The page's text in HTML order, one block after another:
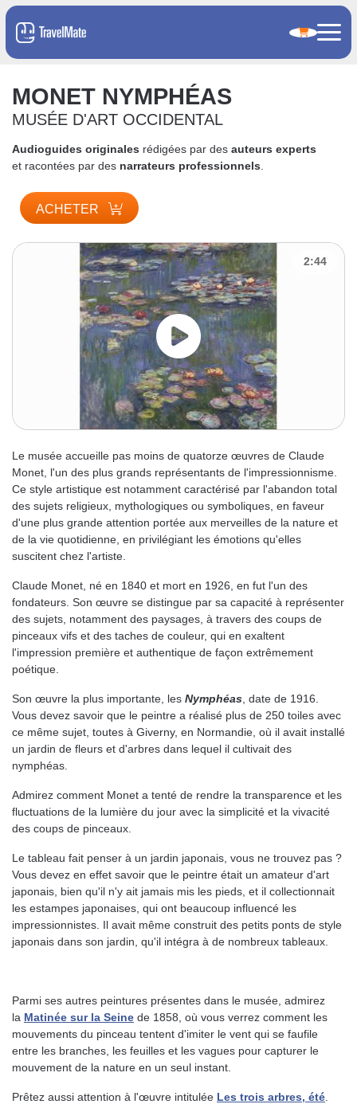
MONET NYMPHÉAS
MUSÉE D'ART OCCIDENTAL
Audioguides originales rédigées par des auteurs experts
et racontées par des narrateurs professionnels
ACHETER
2:44
Le musée accueille pas moins de quatorze œuvres de Claude
Monet, l'un des plus grands représentants de l'impressionnisme.
Ce style artistique est notamment caractérisé par l'abandon total
des sujets religieux, mythologiques ou symboliques, en faveur
d'une plus grande attention portée aux merveilles de la nature et
de la vie quotidienne, en privilégiant les émotions qu'elles
suscitent chez l'artiste.
Claude Monet, né en 1840 et mort en 1926, en fut l'un des
fondateurs. Son œuvre se distingue par sa capacité à représenter
des sujets, notamment des paysages, à travers des coups de
pinceaux vifs et des taches de couleur, qui en exaltent
l'impression première et authentique de façon extrêmement
poétique.
Son œuvre la plus importante, les Nymphéas , date de 1916.
Vous devez savoir que le peintre a réalisé plus de 250 toiles avec
ce même sujet, toutes à Giverny, en Normandie, où il avait installé
un jardin de fleurs et d'arbres dans lequel il cultivait des
nymphéas.
Admirez comment Monet a tenté de rendre la transparence et les
fluctuations de la lumière du jour avec la simplicité et la vivacité
des coups de pinceaux.
Le tableau fait penser à un jardin japonais, vous ne trouvez pas ?
Vous devez en effet savoir que le peintre était un amateur d'art
japonais, bien qu'il n'y ait jamais mis les pieds, et il collectionnait
les estampes japonaises, qui ont beaucoup influencé les
impressionnistes. Il avait même construit des petits ponts de style
japonais dans son jardin, qu'il intégra à de nombreux tableaux.
Parmi ses autres peintures présentes dans le musée, admirez
la Matinée sur la Seine de 1858, où vous verrez comment les
mouvements du pinceau tentent d'imiter le vent qui se faufile
entre les branches, les feuilles et les vagues pour capturer le
mouvement de la nature en un seul instant.
Prêtez aussi attention à l'œuvre intitulée Les trois arbres, été